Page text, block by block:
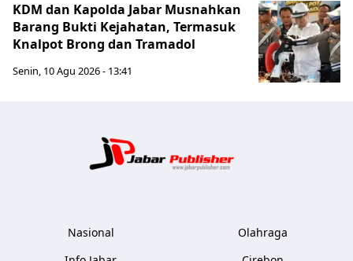
KDM dan Kapolda Jabar Musnahkan
Barang Bukti Kejahatan, Termasuk
Knalpot Brong dan Tramadol
Senin, 10 Agu 2026 - 13:41
Nasional
Olahraga